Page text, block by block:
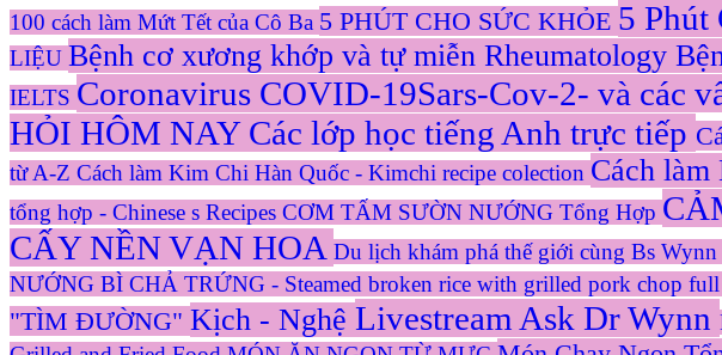
100 cách làm Mứt Tết của Cô Ba 5 PHÚT CHO SỨC KHỎE 5 Phút
LIỆU Bệnh cơ xương khớp và tự miễn Rheumatology
IELTS Coronavirus COVID-19Sars-Cov-2- và các
HỎI HÔM NAY Các lớp học tiếng Anh trực tiếp
từ A-Z Cách làm Kim Chi Hàn Quốc - Kimchi recipe colection Cách
tổng hợp - Chinese s Recipes CƠM TẤM SƯỜN NƯỚNG Tổng Hợp
CẤY NỀN VẠN HOA Du lịch khám phá thế giới cùng Bs Wynn
NƯỚNG BÌ CHẢ TRỨNG - Steamed broken rice with grilled pork chop full
"TÌM ĐƯỜNG" Kịch - Nghệ Livestream Ask Dr Wynn